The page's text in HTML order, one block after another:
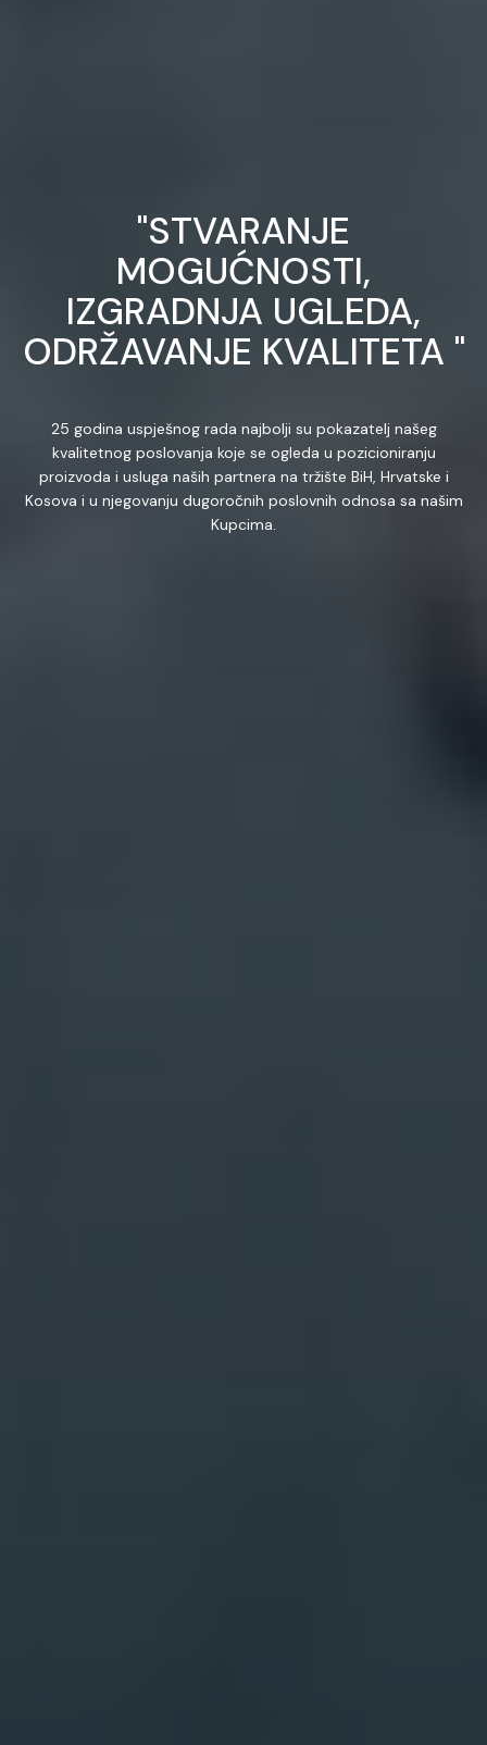
"STVARANJE
MOGUĆNOSTI,
IZGRADNJA UGLEDA,
ODRŽAVANJE KVALITETA "
25 godina uspješnog rada najbolji su pokazatelj našeg
kvalitetnog poslovanja koje se ogleda u pozicioniranju
proizvoda i usluga naših partnera na tržište BiH, Hrvatske i
Kosova i u njegovanju dugoročnih poslovnih odnosa sa našim
Kupcima.